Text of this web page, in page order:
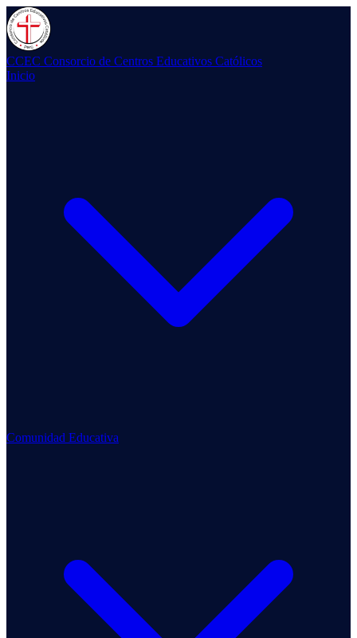
CCEC Consorcio de Centros Educativos Católicos
Inicio
Comunidad Educativa